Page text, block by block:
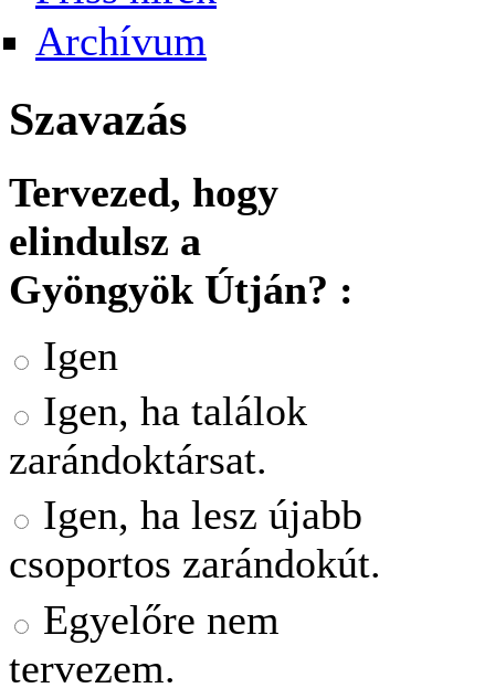
Archívum
Szavazás
Tervezed, hogy
elindulsz a
Gyöngyök Útján? :
Igen
Igen, ha találok
zarándoktársat.
Igen, ha lesz újabb
csoportos zarándokút.
Egyelőre nem
tervezem.